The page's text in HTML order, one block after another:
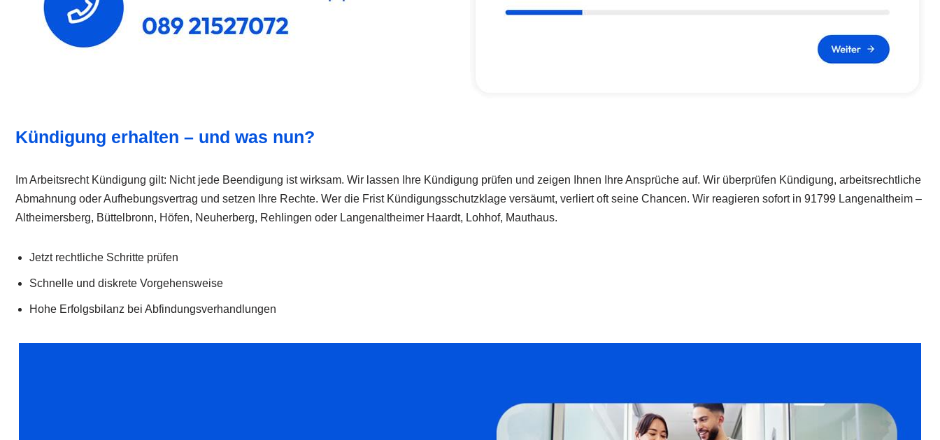
Kündigung erhalten – und was nun?
Im Arbeitsrecht Kündigung gilt: Nicht jede Beendigung ist wirksam. Wir lassen Ihre Kündigung prüfen und zeigen Ihnen Ihre Ansprüche auf. Wir überprüfen Kündigung, arbeitsrechtliche
Abmahnung oder Aufhebungsvertrag und setzen Ihre Rechte. Wer die Frist Kündigungsschutzklage versäumt, verliert oft seine Chancen. Wir reagieren sofort in 91799 Langenaltheim –
Altheimersberg, Büttelbronn, Höfen, Neuherberg, Rehlingen oder Langenaltheimer Haardt, Lohhof, Mauthaus.
Jetzt rechtliche Schritte prüfen
Schnelle und diskrete Vorgehensweise
Hohe Erfolgsbilanz bei Abfindungsverhandlungen